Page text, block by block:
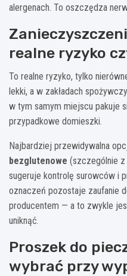
alergenach. To oszczędza
realne ryzyko
To realne ryzyko, tylko
lekki, a w zakładach
w tym samym miejscu pakuje
przypadkowe domieszki.
Najbardziej przewidywalna
bezglutenowe (szczególnie z
sugeruje kontrolę surowców i
oznaczeń pozostaje zaufanie
producentem — a to zwykle
uniknąć.
Proszek do
wybrać przy